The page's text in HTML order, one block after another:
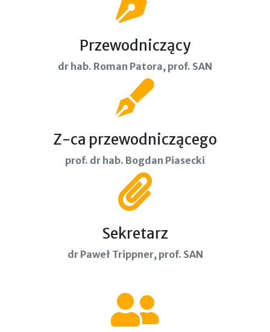
Przewodniczący
dr hab. Roman Patora, prof. SAN
Z-ca przewodniczącego
prof. dr hab. Bogdan Piasecki
Sekretarz
dr Paweł Trippner, prof. SAN